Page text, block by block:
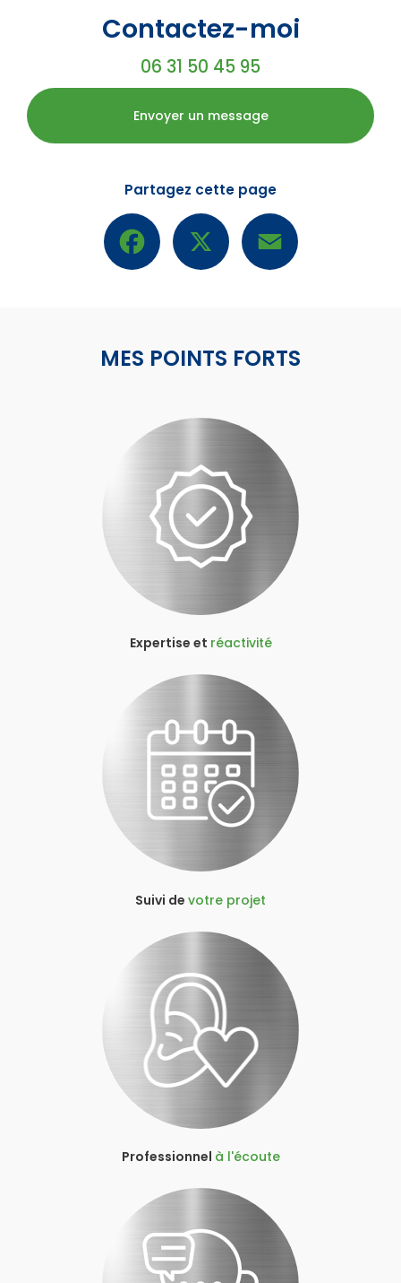
Contactez-moi
06 31 50 45 95
Envoyer un message
Partagez cette page
Facebook
MES POINTS FORTS
Expertise et réactivité
Suivi de votre projet
Professionnel à l'écoute